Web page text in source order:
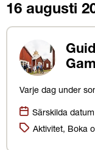
16 augusti
Varje dag under
Datum:
Särskilda
Kategorier:
Aktivitet, Boka